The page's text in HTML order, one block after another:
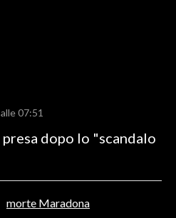
07:51
dopo lo "scandalo
morte Maradona